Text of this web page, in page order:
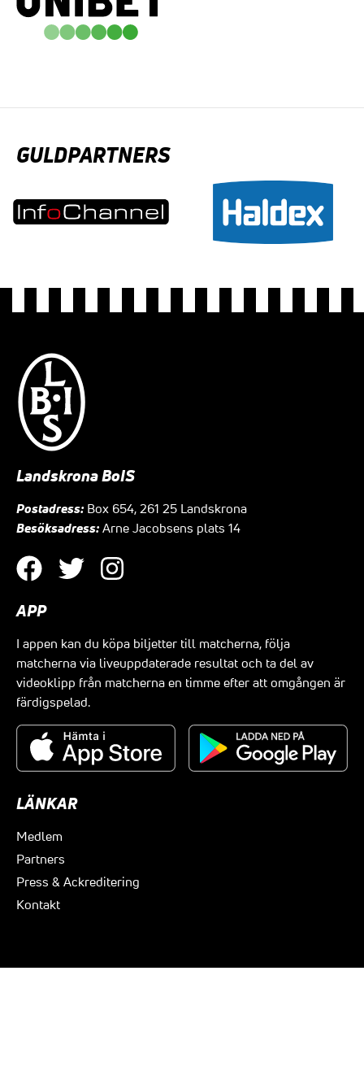
GULDPARTNERS
Landskrona BoIS
Postadress: Box 654, 261 25 Landskrona
Besöksadress: Arne Jacobsens plats 14
APP
I appen kan du köpa biljetter till matcherna, följa
matcherna via liveuppdaterade resultat och ta del av
videoklipp från matcherna en timme efter att omgången är
färdigspelad.
LÄNKAR
Medlem
Partners
Press & Ackreditering
Kontakt